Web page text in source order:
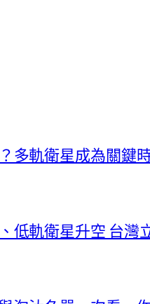
多軌衛星成為關鍵
低軌衛星升空 台灣